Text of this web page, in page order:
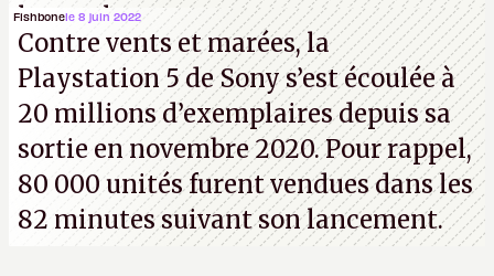
les analystes.
Fishbonele 8 juin 2022
Contre vents et marées, la
Playstation 5 de Sony s’est écoulée à
20 millions d’exemplaires depuis sa
sortie en novembre 2020. Pour rappel,
80 000 unités furent vendues dans les
82 minutes suivant son lancement.